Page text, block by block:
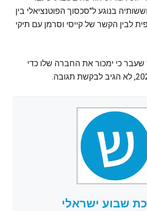
בנוגע ל"סכסוך הפוטנציאלי בין
לבין הקשר של קייסי וסרמן עם תיקי
כי ימכור את החברה שלו כדי
שבוע ישראלי